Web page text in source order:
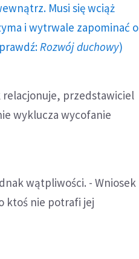
Musi się wciąż
i wytrwale zapominać o
Rozwój duchowy)
relacjonuje, przedstawiciel
wyklucza wycofanie
wątpliwości. - Wniosek
ktoś nie potrafi jej